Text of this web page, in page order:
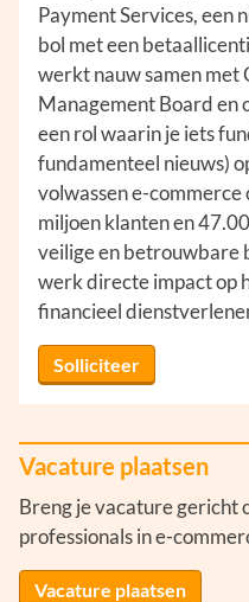
Payment Services, een
bol met een
werkt nauw samen met
Management Board en
een rol waarin je iets
fundamenteel nieuws)
volwassen e-
miljoen klanten en
veilige en betrouwbare
werk directe impact op
financieel
Solliciteer
Vacature plaatsen
Breng je vacature gericht
professionals in e-
Vacature plaatsen